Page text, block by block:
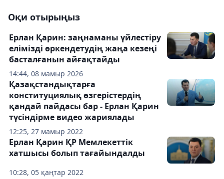
Оқи отырыңыз
14:44, 08 мамыр 2026
Ерлан Қарин: заңнаманы үйлестіру
елімізді өркендетудің жаңа кезеңі
басталғанын айғақтайды
12:25, 27 мамыр 2022
Қазақстандықтарға
конституциялық өзгерістердің
қандай пайдасы бар - Ерлан Қарин
түсіндірме видео жариялады
10:28, 05 қаңтар 2022
Ерлан Қарин ҚР Мемлекеттік
хатшысы болып тағайындалды